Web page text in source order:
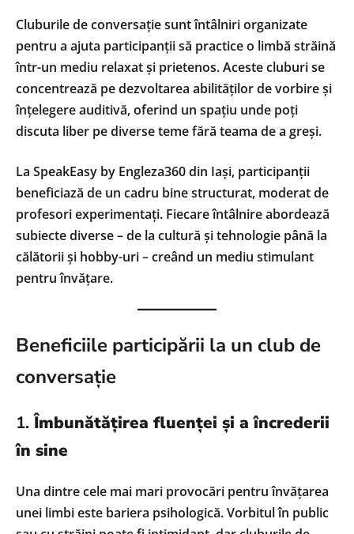
Cluburile de conversație sunt întâlniri organizate
pentru a ajuta participanții să practice o limbă străină
într-un mediu relaxat și prietenos. Aceste cluburi se
concentrează pe dezvoltarea abilităților de vorbire și
înțelegere auditivă, oferind un spațiu unde poți
discuta liber pe diverse teme fără teama de a greși.
La SpeakEasy by Engleza360 din Iași, participanții
beneficiază de un cadru bine structurat, moderat de
profesori experimentați. Fiecare întâlnire abordează
subiecte diverse – de la cultură și tehnologie până la
călătorii și hobby-uri – creând un mediu stimulant
pentru învățare.
Beneficiile participării la un club de
conversație
1.Îmbunătățirea fluenței și a încrederii
în sine
Una dintre cele mai mari provocări pentru învățarea
unei limbi este bariera psihologică. Vorbitul în public